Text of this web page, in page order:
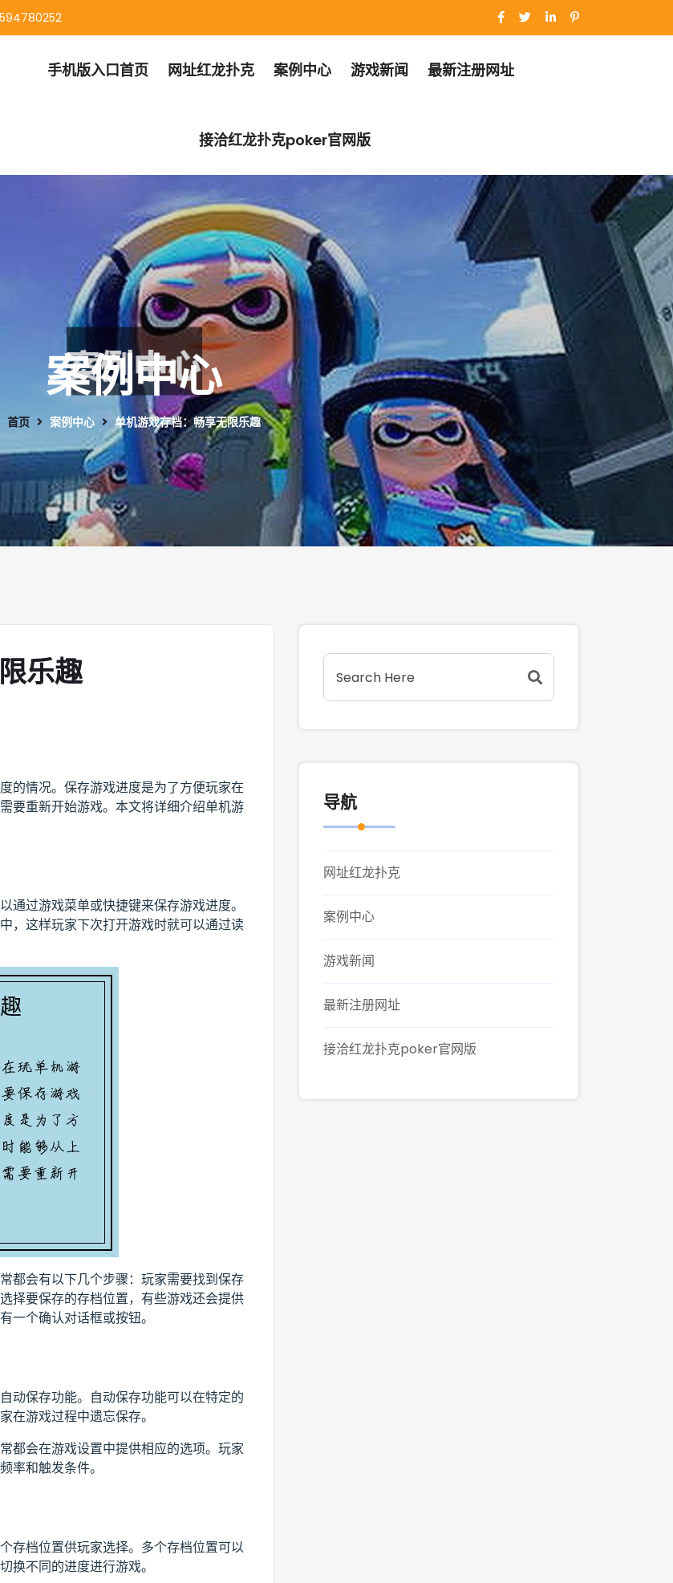
手机版入口首页 网址红龙扑克 案例中心 游戏新闻 最新注册网址
接洽红龙扑克poker官网版
案例中心
首页 案例中心 单机游戏存档：畅享无限乐趣
乐趣
的情况。保存游戏进度是为了方便玩家在
要重新开始游戏。本文将详细介绍单机游
通过游戏菜单或快捷键来保存游戏进度。
，这样玩家下次打开游戏时就可以通过读
都会有以下几个步骤：玩家需要找到保存
择要保存的存档位置，有些游戏还会提供
一个确认对话框或按钮。
动保存功能。自动保存功能可以在特定的
在游戏过程中遗忘保存。
都会在游戏设置中提供相应的选项。玩家
率和触发条件。
存档位置供玩家选择。多个存档位置可以
换不同的进度进行游戏。
导航
网址红龙扑克
案例中心
游戏新闻
最新注册网址
接洽红龙扑克poker官网版